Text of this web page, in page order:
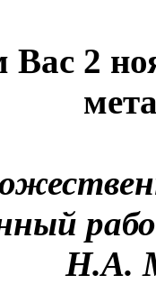
2
Н.А.